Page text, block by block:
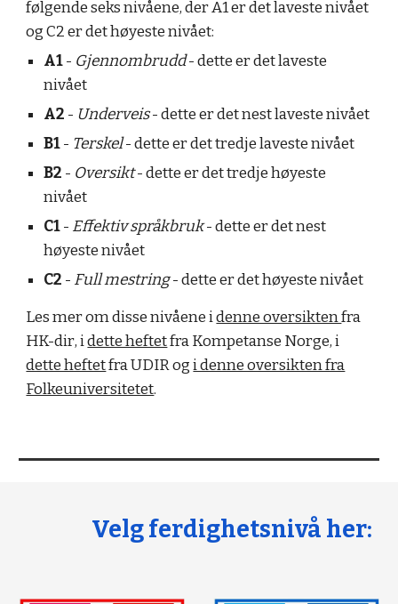
følgende seks nivåene, der A1 er det laveste nivået
og C2 er det høyeste nivået:
A1- Gjennombrudd- dette er det laveste
nivået
A2 - Underveis- dette er det nest laveste nivået
B1- Terskel- dette er det tredje laveste nivået
B2 - Oversikt- dette er det tredje høyeste
nivået
C1- Effektiv språkbruk- dette er det nest
høyeste nivået
C2 - Full mestring- dette er det høyeste nivået
Les mer om disse nivåene idenne oversiktenfra
HK-dir, idette heftetfra Kompetanse Norge,i
dette heftetfra UDIRogi denne oversikten fra
Folkeuniversitetet.
Velg ferdighetsnivå her: